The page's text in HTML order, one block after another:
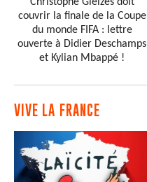
couvrir la finale de la Coupe
du monde FIFA : lettre
ouverte à Didier Deschamps
et Kylian Mbappé !
VIVE LA FRANCE